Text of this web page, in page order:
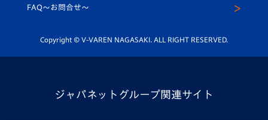
平和祈念活動
ホームタウン活動
スクール
FAQ〜お問合せ〜
Copyright © V-VAREN NAGASAKI. ALL RIGHT RESERVED.
ジャパネットグループ関連サイト